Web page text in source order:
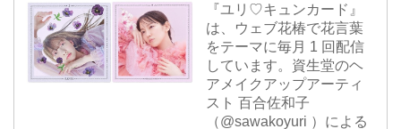
『ユリ♡キュンカード』
は、ウェブ花椿で花言葉
をテーマに毎月 1 回配信
しています。資生堂のヘ
アメイクアップアーティ
スト 百合佐和子
（@sawakoyuri ）による